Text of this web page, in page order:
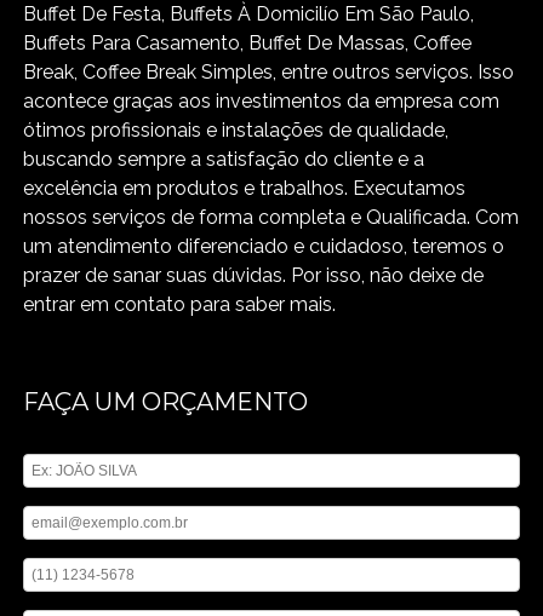
Buffet De Festa, Buffets À Domicilío Em São Paulo,
Buffets Para Casamento, Buffet De Massas, Coffee
Break, Coffee Break Simples, entre outros serviços. Isso
acontece graças aos investimentos da empresa com
ótimos profissionais e instalações de qualidade,
buscando sempre a satisfação do cliente e a
excelência em produtos e trabalhos. Executamos
nossos serviços de forma completa e Qualificada. Com
um atendimento diferenciado e cuidadoso, teremos o
prazer de sanar suas dúvidas. Por isso, não deixe de
entrar em contato para saber mais.
FAÇA UM ORÇAMENTO